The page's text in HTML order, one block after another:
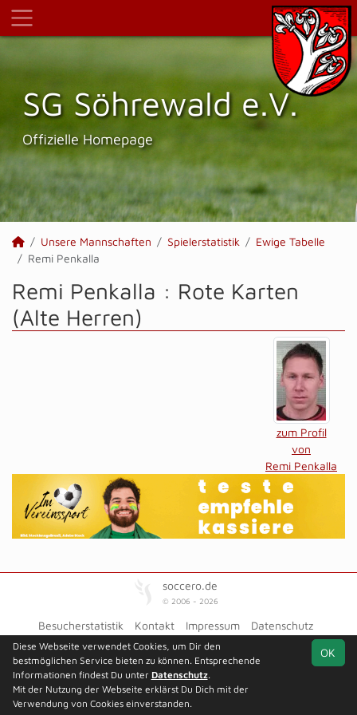
SG Söhrewald e.V.
Offizielle Homepage
Unsere Mannschaften Spielerstatistik
Ewige Tabelle
Remi Penkalla
Remi Penkalla : Rote Karten
(Alte Herren)
zum Profil
von
Remi Penkalla
soccero.de
© 2006 - 2026
Besucherstatistik Kontakt Impressum Datenschutz
OK
Diese Webseite verwendet Cookies, um Dir den
bestmöglichen Service bieten zu können. Entsprechende
Informationen findest Du unter Datenschutz.
Mit der Nutzung der Webseite erklärst Du Dich mit der
Verwendung von Cookies einverstanden.